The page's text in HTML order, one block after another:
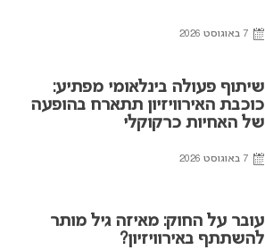
7 באוגוסט 2026
שיתוף פעולה בינלאומי מפתיע:
כוכבת האירוויזיון תתארח בהופעה
של האחיות כרקוקלי
7 באוגוסט 2026
עובר על החוק: מאיזה גיל מותר
להשתתף באירוויזיון?